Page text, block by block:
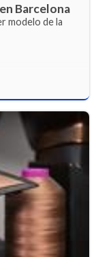
Barcelona
modelo de la